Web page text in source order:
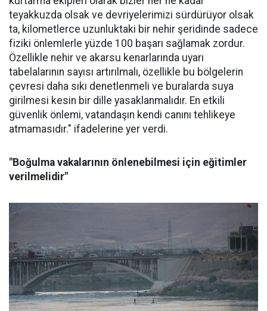
teyakkuzda olsak ve devriyelerimizi sürdürüyor olsak
ta, kilometlerce uzunluktaki bir nehir şeridinde sadece
fiziki önlemlerle yüzde 100 başarı sağlamak zordur.
Özellikle nehir ve akarsu kenarlarında uyarı
tabelalarının sayısı artırılmalı, özellikle bu bölgelerin
çevresi daha sıkı denetlenmeli ve buralarda suya
girilmesi kesin bir dille yasaklanmalıdır. En etkili
güvenlik önlemi, vatandaşın kendi canını tehlikeye
atmamasıdır." ifadelerine yer verdi.
"Boğulma vakalarının önlenebilmesi için eğitimler
verilmelidir"